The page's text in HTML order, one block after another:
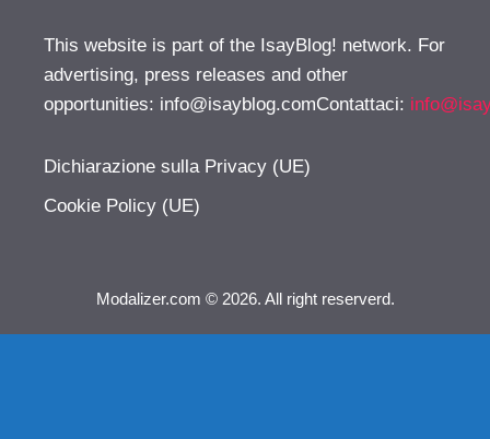
This website is part of the IsayBlog! network. For
advertising, press releases and other
opportunities: info@isayblog.comContattaci:
Dichiarazione sulla Privacy (UE)
Cookie Policy (UE)
Modalizer.com © 2026. All right reserverd.